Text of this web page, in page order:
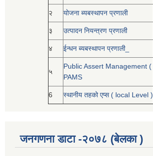
२ योजना ब्यबस्थापन प्रणाली
३ उत्पादन नियन्त्रण प्रणाली
४ ईन्धन ब्यबस्थापन प्रणाली_
५
Public Assert Management (
PAMS
6 स्थानीय तहको एप्स ( local Level )
जनगणना डाटा -२०७८ (बेलका )